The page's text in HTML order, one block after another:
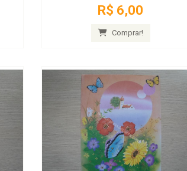
R$ 6,00
Comprar!